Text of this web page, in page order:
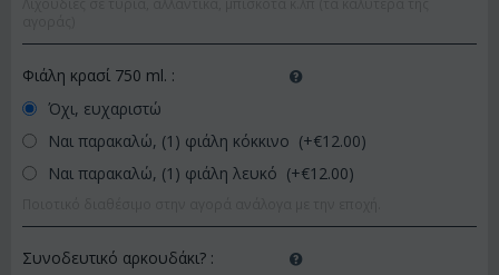
Φιάλη κρασί 750 ml. :
Όχι, ευχαριστώ
Ναι παρακαλώ, (1) φιάλη κόκκινο (+€12.00)
Ναι παρακαλώ, (1) φιάλη λευκό (+€12.00)
Συνοδευτικό αρκουδάκι? :